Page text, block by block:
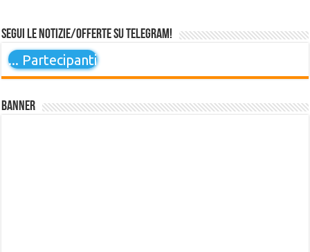
Segui le notizie/offerte su Telegram!
... Partecipanti
Banner